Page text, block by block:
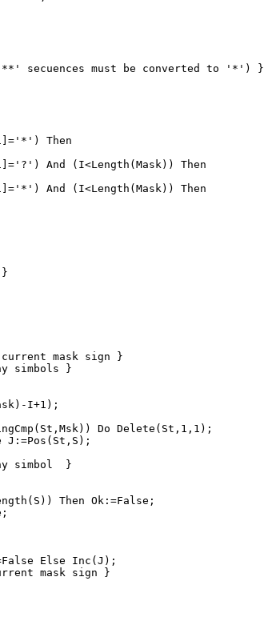
secuences must be converted to '*') }
Then
And (I<Length(Mask)) Then
And (I<Length(Mask)) Then
}
mask sign }
simbols }
I+1);
Do Delete(St,1,1);
J:=Pos(St,S);
simbol  }
Then Ok:=False;
Else Inc(J);
mask sign }